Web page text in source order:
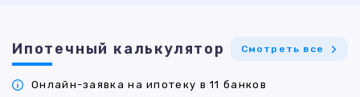
Ипотечный калькулятор Смотреть все
Онлайн-заявка на ипотеку в 11 банков